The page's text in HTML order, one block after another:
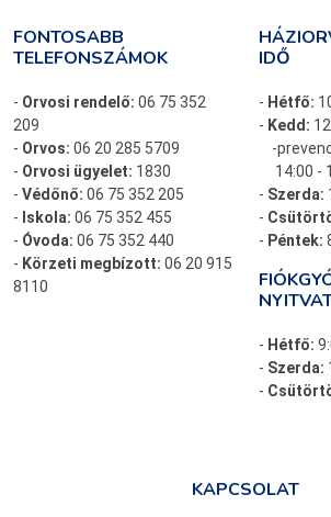
FONTOSABB
TELEFONSZÁMOK
- Orvosi rendelő: 06 75 352
209
- Orvos: 06 20 285 5709
- Orvosi ügyelet: 1830
- Védőnő: 06 75 352 205
- Iskola: 06 75 352 455
- Óvoda: 06 75 352 440
- Körzeti megbízott: 06 20 915
8110
IDŐ
- Hétfő:
- Kedd:
-
14:00 -
- Szerda:
-
- Péntek:
- Hétfő:
- Szerda:
-
KAPCSOLAT